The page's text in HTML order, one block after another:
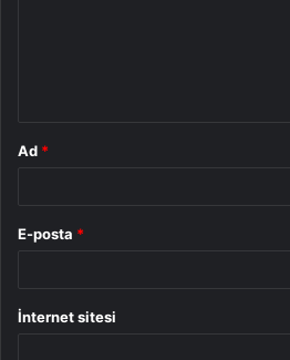
Ad *
E-posta *
İnternet sitesi